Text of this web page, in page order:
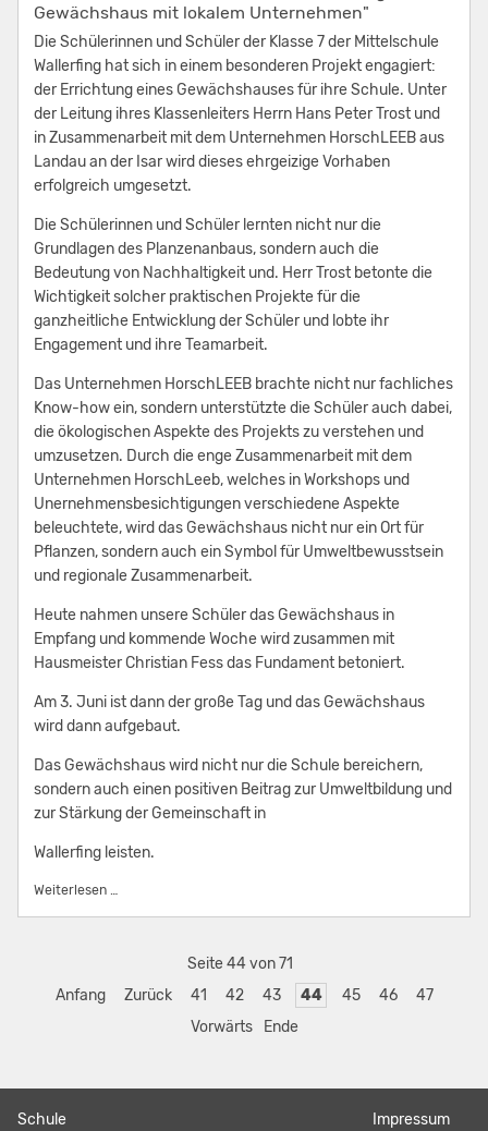
Gewächshaus mit lokalem Unternehmen"
Die Schülerinnen und Schüler der Klasse 7 der Mittelschule
Wallerfing hat sich in einem besonderen Projekt engagiert:
der Errichtung eines Gewächshauses für ihre Schule. Unter
der Leitung ihres Klassenleiters Herrn Hans Peter Trost und
in Zusammenarbeit mit dem Unternehmen HorschLEEB aus
Landau an der Isar wird dieses ehrgeizige Vorhaben
erfolgreich umgesetzt.
Die Schülerinnen und Schüler lernten nicht nur die
Grundlagen des Planzenanbaus, sondern auch die
Bedeutung von Nachhaltigkeit und. Herr Trost betonte die
Wichtigkeit solcher praktischen Projekte für die
ganzheitliche Entwicklung der Schüler und lobte ihr
Engagement und ihre Teamarbeit.
Das Unternehmen HorschLEEB brachte nicht nur fachliches
Know-how ein, sondern unterstützte die Schüler auch dabei,
die ökologischen Aspekte des Projekts zu verstehen und
umzusetzen. Durch die enge Zusammenarbeit mit dem
Unternehmen HorschLeeb, welches in Workshops und
Unernehmensbesichtigungen verschiedene Aspekte
beleuchtete, wird das Gewächshaus nicht nur ein Ort für
Pflanzen, sondern auch ein Symbol für Umweltbewusstsein
und regionale Zusammenarbeit.
Heute nahmen unsere Schüler das Gewächshaus in
Empfang und kommende Woche wird zusammen mit
Hausmeister Christian Fess das Fundament betoniert.
Am 3. Juni ist dann der große Tag und das Gewächshaus
wird dann aufgebaut.
Das Gewächshaus wird nicht nur die Schule bereichern,
sondern auch einen positiven Beitrag zur Umweltbildung und
zur Stärkung der Gemeinschaft in
Wallerfing leisten.
Weiterlesen …
Seite 44 von 71
Anfang
Zurück 41 42 43 44 45 46
47
Vorwärts
Ende
Navigation
Schule Navigation
Impressum